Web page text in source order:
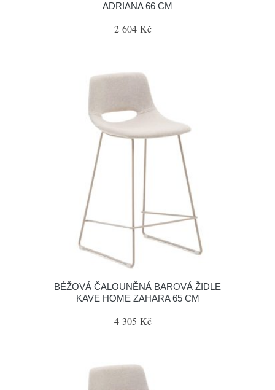
ADRIANA 66 CM
2 604 Kč
BÉŽOVÁ ČALOUNĚNÁ BAROVÁ ŽIDLE
KAVE HOME ZAHARA 65 CM
4 305 Kč